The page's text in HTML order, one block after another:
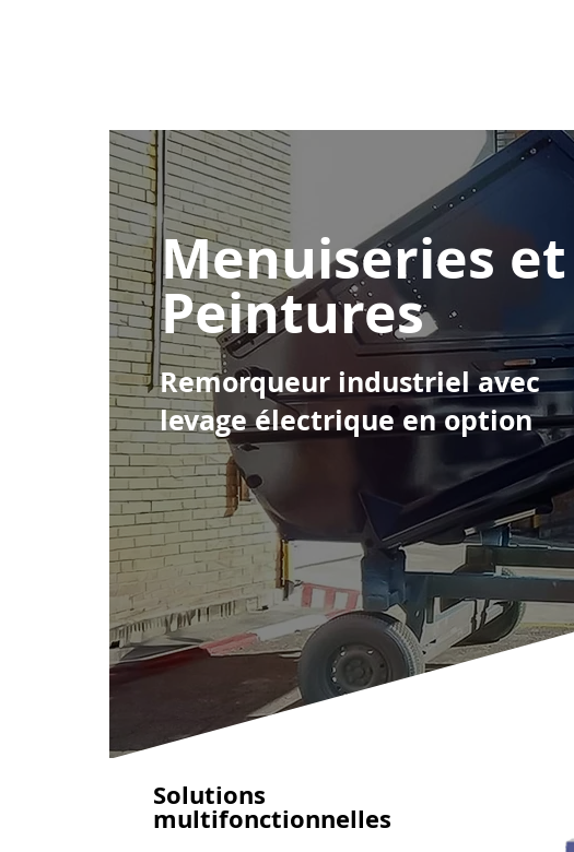
Menuiseries et
Peintures
Remorqueur industriel avec
levage électrique en option
Solutions
multifonctionnelles